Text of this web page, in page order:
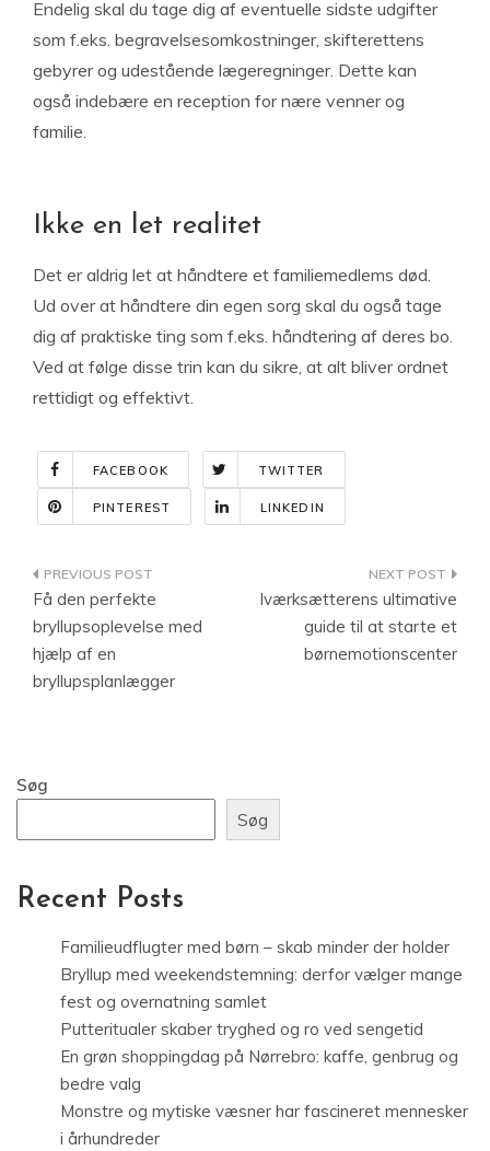
Endelig skal du tage dig af eventuelle sidste udgifter
som f.eks. begravelsesomkostninger, skifterettens
gebyrer og udestående lægeregninger. Dette kan
også indebære en reception for nære venner og
familie.
Ikke en let realitet
Det er aldrig let at håndtere et familiemedlems død.
Ud over at håndtere din egen sorg skal du også tage
dig af praktiske ting som f.eks. håndtering af deres bo.
Ved at følge disse trin kan du sikre, at alt bliver ordnet
rettidigt og effektivt.
FACEBOOK TWITTER
PINTEREST LINKEDIN
Indlægsnavigation
Få den perfekte
bryllupsoplevelse med
hjælp af en
bryllupsplanlægger
Iværksætterens ultimative
guide til at starte et
børnemotionscenter
Søg
Søg
Recent Posts
Familieudflugter med børn – skab minder der holder
Bryllup med weekendstemning: derfor vælger mange
fest og overnatning samlet
Putteritualer skaber tryghed og ro ved sengetid
En grøn shoppingdag på Nørrebro: kaffe, genbrug og
bedre valg
Monstre og mytiske væsner har fascineret mennesker
i århundreder